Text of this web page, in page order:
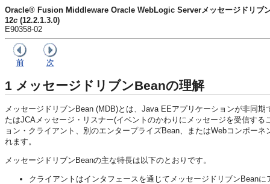
Oracle® Fusion Middleware Oracle WebLogic Serverメッセージドリブ
12c (12.2.1.3.0)
E90358-02
前 次
1 メッセージドリブンBeanの理解
メッセージドリブンBean (MDB)とは、Java EEアプリケーションが非同
たはJCAメッセージ・リスナー(イベントのかわりにメッセージを受信す
ョン・クライアント、別のエンタープライズBean、またはWebコンポー
れます。
メッセージドリブンBeanの主な特長は以下のとおりです。
クライアントはインタフェースを通じてメッセージドリブンBean